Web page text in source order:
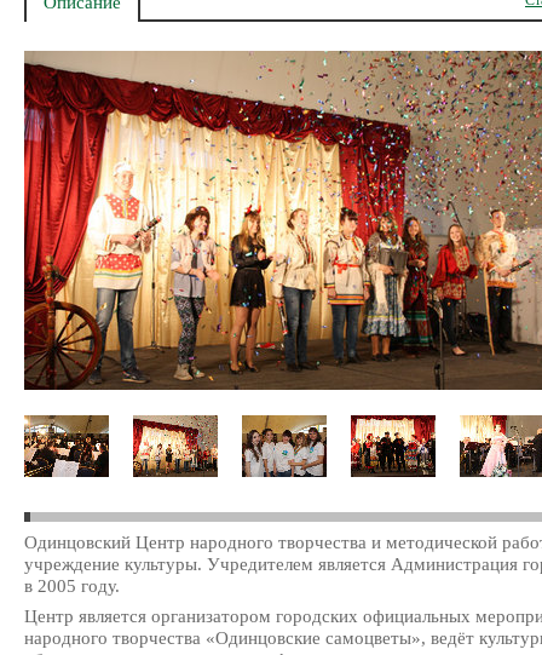
Одинцовский Центр народного творчества и методической
учреждение культуры. Учредителем является Администрация
в 2005 году.
Центр является организатором городских официальных
народного творчества «Одинцовские самоцветы», ведёт